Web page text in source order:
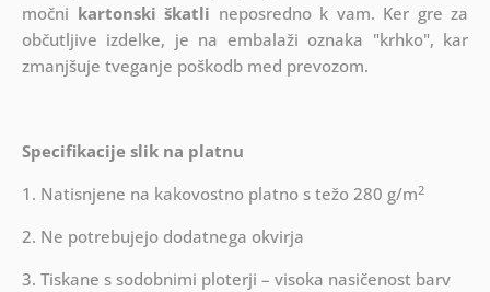
močni kartonski škatli neposredno k vam. Ker gre za
občutljive izdelke, je na embalaži oznaka "krhko", kar
zmanjšuje tveganje poškodb med prevozom.
Specifikacije slik na platnu
1. Natisnjene na kakovostno platno s težo 280 g/m2
2. Ne potrebujejo dodatnega okvirja
3. Tiskane s sodobnimi ploterji – visoka nasičenost barv